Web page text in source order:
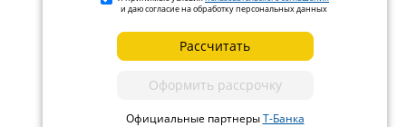
и даю согласие на обработку персональных данных
Рассчитать
Оформить рассрочку
Официальные партнерыТ-Банка